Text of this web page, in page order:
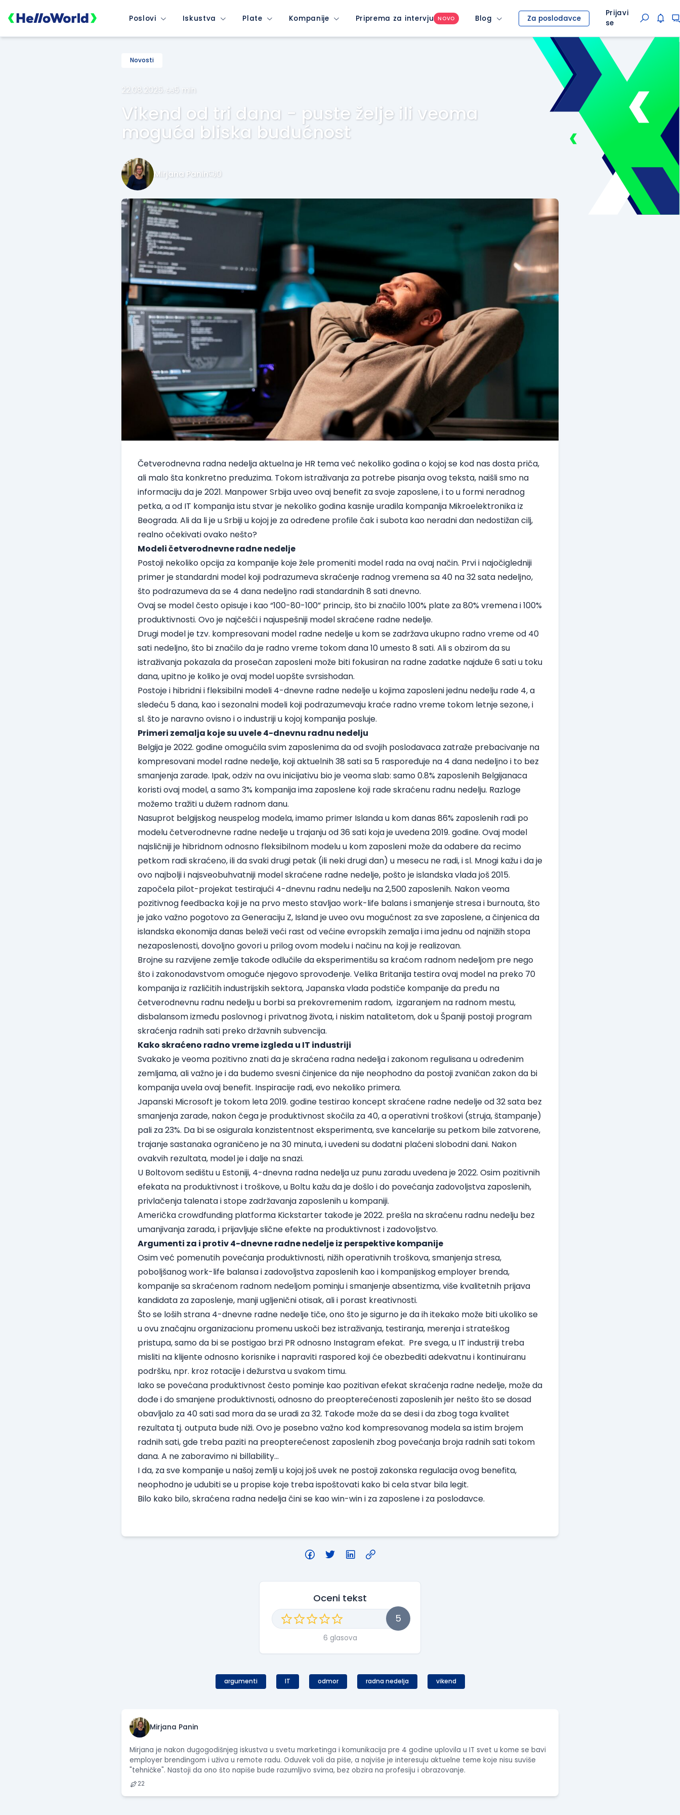
Poslovi Iskustva Plate Kompanije Priprema za intervju NOVO Blog Za poslodavce
Prijavi
se
Novosti
22.08.2025. 5 min
Vikend od tri dana - puste želje ili veoma
moguća bliska budućnost
Mirjana Panin 0
Četverodnevna radna nedelja aktuelna je HR tema već nekoliko godina o kojoj se kod nas dosta priča,
ali malo šta konkretno preduzima. Tokom istraživanja za potrebe pisanja ovog teksta, naišli smo na
informaciju da je 2021. Manpower Srbijauveo ovaj benefit za svoje zaposlene, i to u formi neradnog
petka, a od IT kompanija istu stvar je nekoliko godina kasnije uradila kompanija Mikroelektronikaiz
Beograda. Ali da li je u Srbiji u kojoj je za određene profile čak i subota kao neradni dan nedostižan cilj,
realno očekivati ovako nešto?
Modeli četverodnevne radne nedelje
Postoji nekoliko opcija za kompanije koje žele promeniti model rada na ovaj način. Prvi i najočigledniji
primer je standardni model koji podrazumeva skraćenje radnog vremena sa 40 na 32 sata nedeljno,
što podrazumeva da se 4 dana nedeljno radi standardnih 8 sati dnevno.
Ovaj se model često opisuje i kao “100-80-100” princip, što bi značilo 100% plate za 80% vremena i 100%
produktivnosti. Ovo je najčešći i najuspešniji model skraćene radne nedelje.
Drugi model je tzv. kompresovani model radne nedelje u kom se zadržava ukupno radno vreme od 40
sati nedeljno, što bi značilo da je radno vreme tokom dana 10 umesto 8 sati. Ali s obzirom da su
istraživanja pokazala da prosečan zaposleni može biti fokusiran na radne zadatke najduže 6 sati u toku
dana, upitno je koliko je ovaj model uopšte svrsishodan.
Postoje i hibridni i fleksibilni modeli 4-dnevne radne nedelje u kojima zaposleni jednu nedelju rade 4, a
sledeću 5 dana, kao i sezonalni modeli koji podrazumevaju kraće radno vreme tokom letnje sezone, i
sl. što je naravno ovisno i o industriji u kojoj kompanija posluje.
Primeri zemalja koje su uvele 4-dnevnu radnu nedelju
Belgija je 2022. godine omogućila svim zaposlenima da od svojih poslodavaca zatraže prebacivanje na
kompresovani model radne nedelje, koji aktuelnih 38 sati sa 5 raspoređuje na 4 dana nedeljno i to bez
smanjenja zarade. Ipak, odziv na ovu inicijativu bio je veoma slab: samo 0.8% zaposlenih Belgijanaca
koristi ovaj model, a samo 3% kompanija ima zaposlene koji rade skraćenu radnu nedelju. Razloge
možemo tražiti u dužem radnom danu.
Nasuprot belgijskog neuspelog modela, imamo primer Islanda u kom danas 86% zaposlenih radi po
modelu četverodnevne radne nedelje u trajanju od 36 sati koja je uvedena 2019. godine. Ovaj model
najsličniji je hibridnom odnosno fleksibilnom modelu u kom zaposleni može da odabere da recimo
petkom radi skraćeno, ili da svaki drugi petak (ili neki drugi dan) u mesecu ne radi, i sl. Mnogi kažu i da je
ovo najbolji i najsveobuhvatniji model skraćene radne nedelje, pošto je islandska vlada još 2015.
započela pilot-projekat testirajući 4-dnevnu radnu nedelju na 2,500 zaposlenih. Nakon veoma
pozitivnog feedbacka koji je na prvo mesto stavljao work-life balans i smanjenje stresa i burnouta, što
je jako važno pogotovo za Generaciju Z, Island je uveo ovu mogućnost za sve zaposlene, a činjenica da
islandska ekonomija danas beleži veći rast od većine evropskih zemalja i ima jednu od najnižih stopa
nezaposlenosti, dovoljno govori u prilog ovom modelu i načinu na koji je realizovan.
Brojne su razvijene zemlje takođe odlučile da eksperimentišu sa kraćom radnom nedeljom pre nego
što i zakonodavstvom omoguće njegovo sprovođenje. Velika Britanija testira ovaj model na preko 70
kompanija iz različitih industrijskih sektora, Japanska vlada podstiče kompanije da pređu na
četverodnevnu radnu nedelju u borbi sa prekovremenim radom, izgaranjem na radnom mestu,
disbalansom između poslovnog i privatnog života, i niskim natalitetom, dok u Španiji postoji program
skraćenja radnih sati preko državnih subvencija.
Kako skraćeno radno vreme izgleda u IT industriji
Svakako je veoma pozitivno znati da je skraćena radna nedelja i zakonom regulisana u određenim
zemljama, ali važno je i da budemo svesni činjenice da nije neophodno da postoji zvaničan zakon da bi
kompanija uvela ovaj benefit. Inspiracije radi, evo nekoliko primera.
Japanski Microsoft je tokom leta 2019. godine testirao koncept skraćene radne nedelje od 32 sata bez
smanjenja zarade, nakon čega je produktivnost skočila za 40, a operativni troškovi (struja, štampanje)
pali za 23%. Da bi se osigurala konzistentnost eksperimenta, sve kancelarije su petkom bile zatvorene,
trajanje sastanaka ograničeno je na 30 minuta, i uvedeni su dodatni plaćeni slobodni dani. Nakon
ovakvih rezultata, model je i dalje na snazi.
U Boltovom sedištu u Estoniji, 4-dnevna radna nedelja uz punu zaradu uvedena je 2022. Osim pozitivnih
efekata na produktivnost i troškove, u Boltu kažu da je došlo i do povećanja zadovoljstva zaposlenih,
privlačenja talenata i stope zadržavanja zaposlenih u kompaniji.
Američka crowdfunding platforma Kickstarter takođe je 2022. prešla na skraćenu radnu nedelju bez
umanjivanja zarada, i prijavljuje slične efekte na produktivnost i zadovoljstvo.
Argumenti za i protiv 4-dnevne radne nedelje iz perspektive kompanije
Osim već pomenutih povećanja produktivnosti, nižih operativnih troškova, smanjenja stresa,
poboljšanog work-life balansa i zadovoljstva zaposlenih kao i kompanijskog employer brenda,
kompanije sa skraćenom radnom nedeljom pominju i smanjenje absentizma, više kvalitetnih prijava
kandidata za zaposlenje, manji ugljenični otisak, ali i porast kreativnosti.
Što se loših strana 4-dnevne radne nedelje tiče, ono što je sigurno je da ih itekako može biti ukoliko se
u ovu značajnu organizacionu promenu uskoči bez istraživanja, testiranja, merenja i strateškog
pristupa, samo da bi se postigao brzi PR odnosno Instagram efekat. Pre svega, u IT industriji treba
misliti na klijente odnosno korisnike i napraviti raspored koji će obezbediti adekvatnu i kontinuiranu
podršku, npr. kroz rotacije i dežurstva u svakom timu.
Iako se povećana produktivnost često pominje kao pozitivan efekat skraćenja radne nedelje, može da
dođe i do smanjene produktivnosti, odnosno do preopterećenosti zaposlenih jer nešto što se dosad
obavljalo za 40 sati sad mora da se uradi za 32. Takođe može da se desi i da zbog toga kvalitet
rezultata tj. outputa bude niži. Ovo je posebno važno kod kompresovanog modela sa istim brojem
radnih sati, gde treba paziti na preopterećenost zaposlenih zbog povećanja broja radnih sati tokom
dana. A ne zaboravimo ni billability...
I da, za sve kompanije u našoj zemlji u kojoj još uvek ne postoji zakonska regulacija ovog benefita,
neophodno je udubiti se u propise koje treba ispoštovati kako bi cela stvar bila legit.
Bilo kako bilo, skraćena radna nedelja čini se kao win-win i za zaposlene i za poslodavce.
Oceni tekst
5
6 glasova
argumenti IT odmor radna nedelja vikend
Mirjana Panin
Mirjana je nakon dugogodišnjeg iskustva u svetu marketinga i komunikacija pre 4 godine uplovila u IT svet u kome se bavi
employer brendingom i uživa u remote radu. Oduvek voli da piše, a najviše je interesuju aktuelne teme koje nisu suviše
"tehničke". Nastoji da ono što napiše bude razumljivo svima, bez obzira na profesiju i obrazovanje.
22